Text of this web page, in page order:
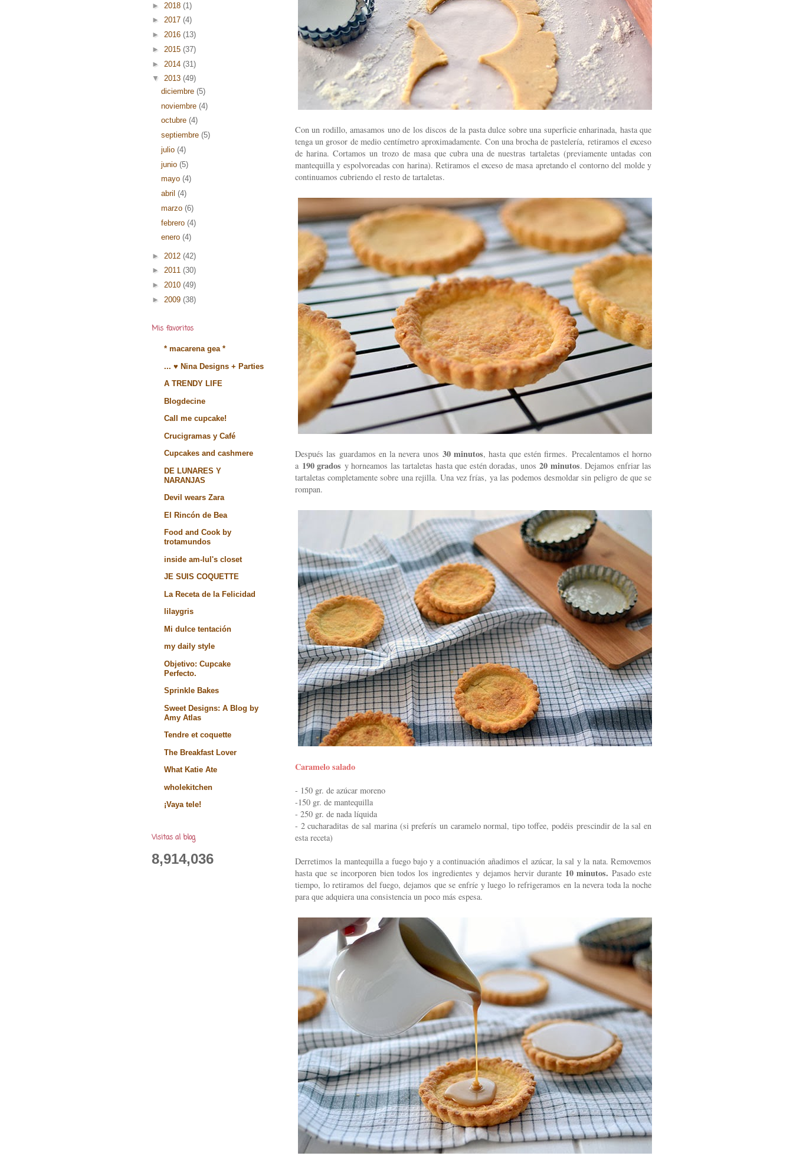
Con un rodillo, amasamos uno de los discos de la pasta dulce sobre una superficie enharinada, hasta que
tenga un grosor de medio centímetro aproximadamente. Con una brocha de pastelería, retiramos el exceso
de harina. Cortamos un trozo de masa que cubra una de nuestras tartaletas (previamente untadas con
mantequilla y espolvoreadas con harina). Retiramos el exceso de masa apretando el contorno del molde y
continuamos cubriendo el resto de tartaletas.
Después las guardamos en la nevera unos 30 minutos, hasta que estén firmes. Precalentamos el horno
a 190 grados y horneamos las tartaletas hasta que estén doradas, unos 20 minutos. Dejamos enfriar las
tartaletas completamente sobre una rejilla. Una vez frías, ya las podemos desmoldar sin peligro de que se
rompan.
Caramelo salado
- 150 gr. de azúcar moreno
-150 gr. de mantequilla
- 250 gr. de nada líquida
- 2 cucharaditas de sal marina (si preferís un caramelo normal, tipo toffee, podéis prescindir de la sal en
esta receta)
Derretimos la mantequilla a fuego bajo y a continuación añadimos el azúcar, la sal y la nata. Removemos
hasta que se incorporen bien todos los ingredientes y dejamos hervir durante 10 minutos. Pasado este
tiempo, lo retiramos del fuego, dejamos que se enfríe y luego lo refrigeramos en la nevera toda la noche
para que adquiera una consistencia un poco más espesa.
► 2018 (1)
► 2017 (4)
► 2016 (13)
► 2015 (37)
► 2014 (31)
▼ 2013 (49)
diciembre (5)
noviembre (4)
octubre (4)
septiembre (5)
julio (4)
junio (5)
mayo (4)
abril (4)
marzo (6)
febrero (4)
enero (4)
► 2012 (42)
► 2011 (30)
► 2010 (49)
► 2009 (38)
Mis favoritos
* macarena gea *
... ♥ Nina Designs + Parties
A TRENDY LIFE
Blogdecine
Call me cupcake!
Crucigramas y Café
Cupcakes and cashmere
DE LUNARES Y
NARANJAS
Devil wears Zara
El Rincón de Bea
Food and Cook by
trotamundos
inside am-lul's closet
JE SUIS COQUETTE
La Receta de la Felicidad
lilaygris
Mi dulce tentación
my daily style
Objetivo: Cupcake
Perfecto.
Sprinkle Bakes
Sweet Designs: A Blog by
Amy Atlas
Tendre et coquette
The Breakfast Lover
What Katie Ate
wholekitchen
¡Vaya tele!
Visitas al blog
8,914,036